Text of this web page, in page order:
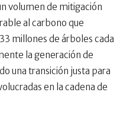
volumen de mitigación
al carbono que
millones de árboles cada
la generación de
una transición justa para
en la cadena de